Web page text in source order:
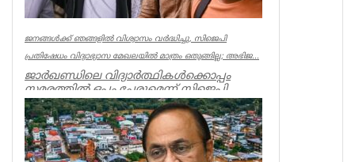
ജനങ്ങൾക്ക് ഞങ്ങളിൽ വിശ്വാസം വർദ്ധിച്ചു, സിജെപി
പ്രതിഷേധം വിദ്യാഭ്യാസ മേഖലയിൽ മാത്രം ഒതുങ്ങില്ല; അഭിജ...
ജാർഖണ്ഡിലെ വിദ്യാർത്ഥികൾക്കൊപ്പം
സമരത്തിൽ ഒപ്പം ചേരുമെന്ന് സിജെപി
സ്ഥാപകൻ അഭിജിത്ത് ദീപ്കെ.
ജനങ്ങൾക...
Latest News